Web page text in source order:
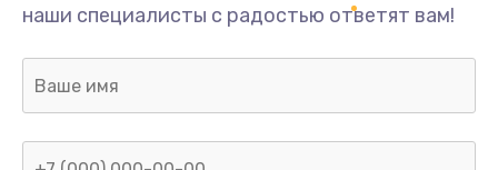
наши специалисты с радостью ответят вам!